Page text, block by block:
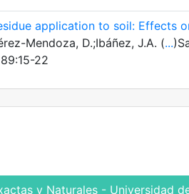
application to soil: Effects
Mendoza, D.;Ibáñez, J.A. (...
22
y Naturales - Universidad